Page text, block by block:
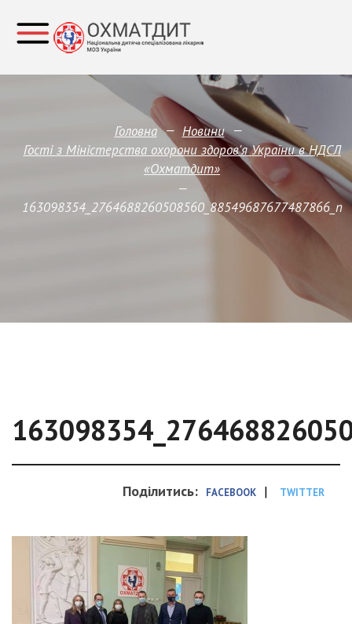
Головна — Новини —
Гості з Міністерства охорони здоров'я України в НДСЛ
«Охматдит»
—
163098354_2764688260508560_88549687677487866_n
Поділитись: FACEBOOK | TWITTER